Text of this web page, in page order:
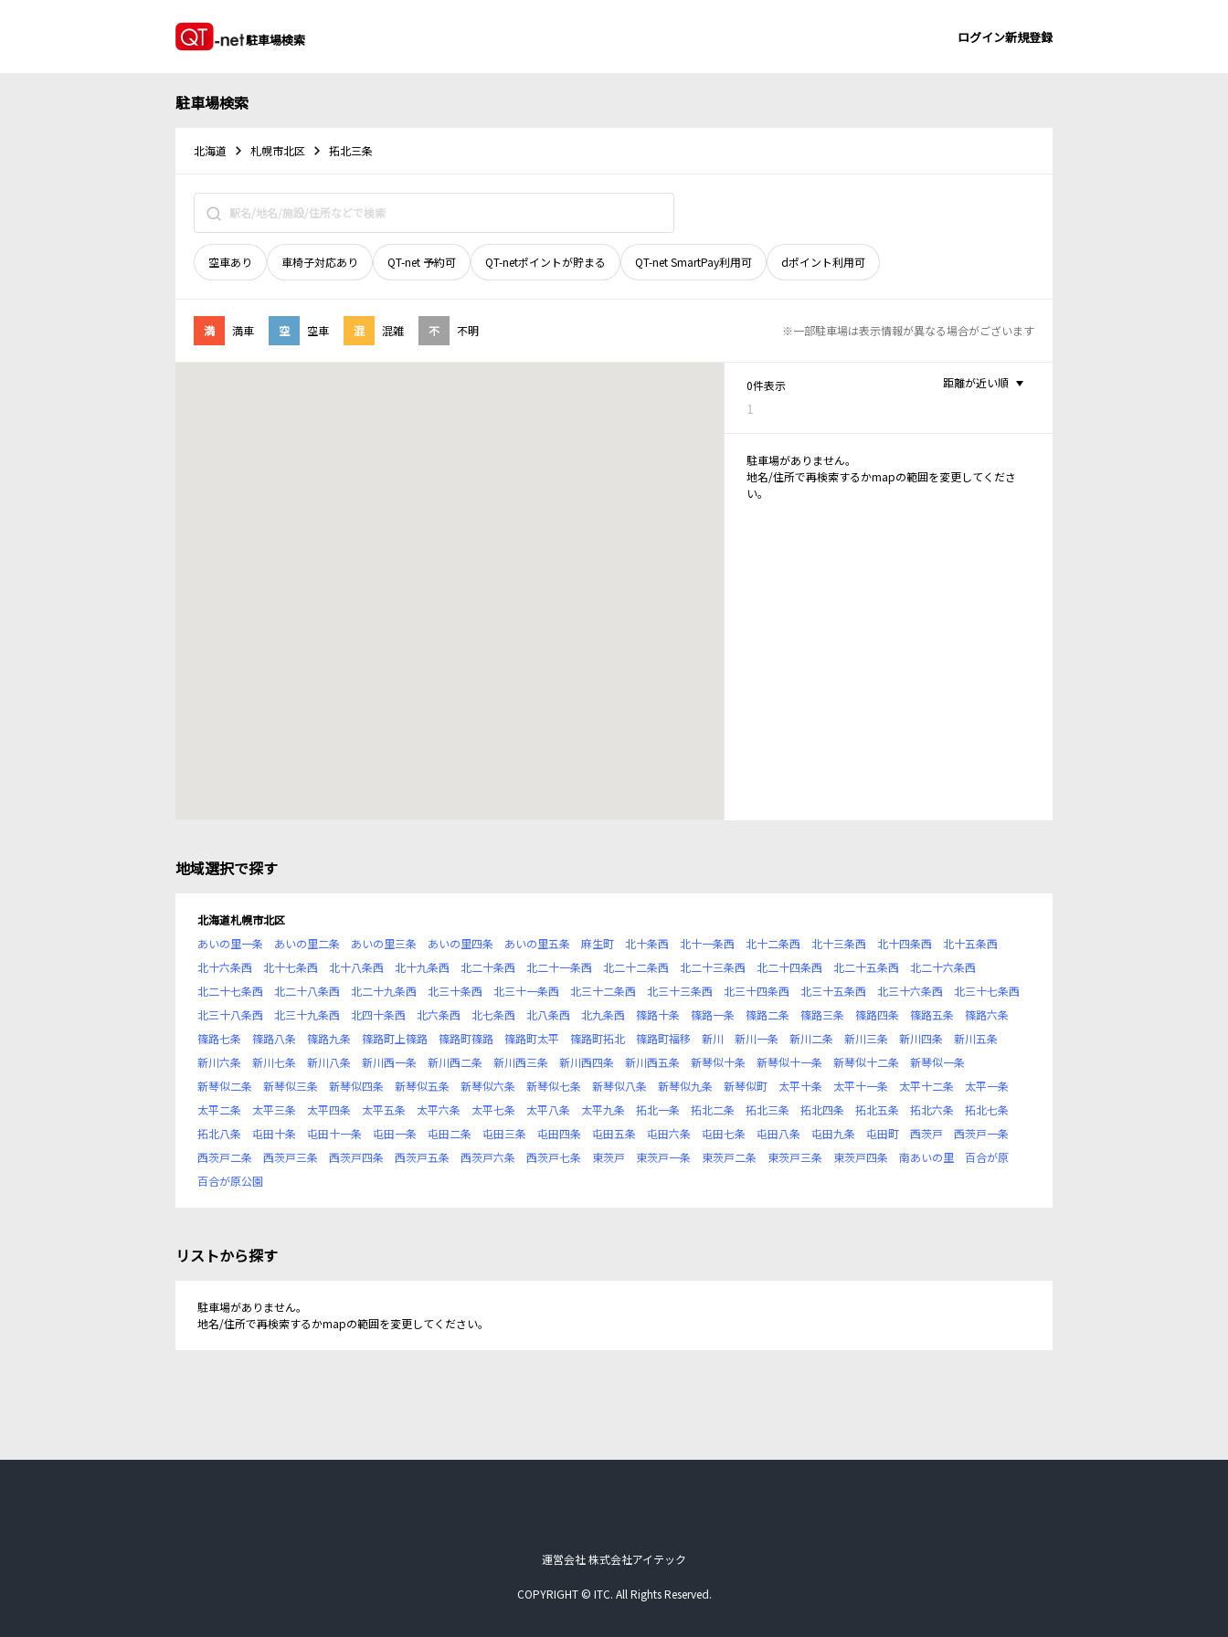
駐車場検索 ログイン新規登録
駐車場検索
北海道 札幌市北区 拓北三条
空車あり 車椅子対応あり QT-net 予約可 QT-netポイントが貯まる QT-net SmartPay利用可 dポイント利用可
満 満車 空 空車 混 混雑 不 不明 ※一部駐車場は表示情報が異なる場合がございます
0件表示
1
距離が近い順
駐車場がありません。
地名/住所で再検索するかmapの範囲を変更してくださ
い。
地域選択で探す
北海道札幌市北区
あいの里一条
あいの里二条 あいの里三条 あいの里四条 あいの里五条 麻生町 北十条西 北十一条西 北十二条西 北十三条西 北十四条西
北十五条西
北十六条西
北十七条西 北十八条西 北十九条西 北二十条西 北二十一条西 北二十二条西 北二十三条西 北二十四条西 北二十五条西
北二十六条西
北二十七条西
北二十八条西 北二十九条西 北三十条西 北三十一条西 北三十二条西 北三十三条西 北三十四条西 北三十五条西 北三十六条西
北三十七条西
北三十八条西
北三十九条西 北四十条西 北六条西 北七条西 北八条西 北九条西 篠路十条 篠路一条 篠路二条 篠路三条 篠路四条 篠路五条
篠路六条
篠路七条
篠路八条 篠路九条 篠路町上篠路 篠路町篠路 篠路町太平 篠路町拓北 篠路町福移 新川 新川一条 新川二条 新川三条 新川四条
新川五条
新川六条
新川七条 新川八条 新川西一条 新川西二条 新川西三条 新川西四条 新川西五条 新琴似十条 新琴似十一条 新琴似十二条
新琴似一条
新琴似二条
新琴似三条 新琴似四条 新琴似五条 新琴似六条 新琴似七条 新琴似八条 新琴似九条 新琴似町 太平十条 太平十一条 太平十二条
太平一条
太平二条
太平三条 太平四条 太平五条 太平六条 太平七条 太平八条 太平九条 拓北一条 拓北二条 拓北三条 拓北四条 拓北五条 拓北六条
拓北七条
拓北八条
屯田十条 屯田十一条 屯田一条 屯田二条 屯田三条 屯田四条 屯田五条 屯田六条 屯田七条 屯田八条 屯田九条 屯田町 西茨戸
西茨戸一条
西茨戸二条
西茨戸三条 西茨戸四条 西茨戸五条 西茨戸六条 西茨戸七条 東茨戸 東茨戸一条 東茨戸二条 東茨戸三条 東茨戸四条 南あいの里
百合が原
百合が原公園
リストから探す
駐車場がありません。
地名/住所で再検索するかmapの範囲を変更してください。
運営会社 株式会社アイテック
COPYRIGHT © ITC. All Rights Reserved.